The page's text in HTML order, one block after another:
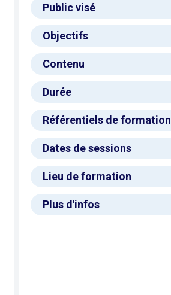
Public visé
Objectifs
Contenu
Durée
Référentiels de formation
Dates de sessions
Lieu de formation
Plus d'infos